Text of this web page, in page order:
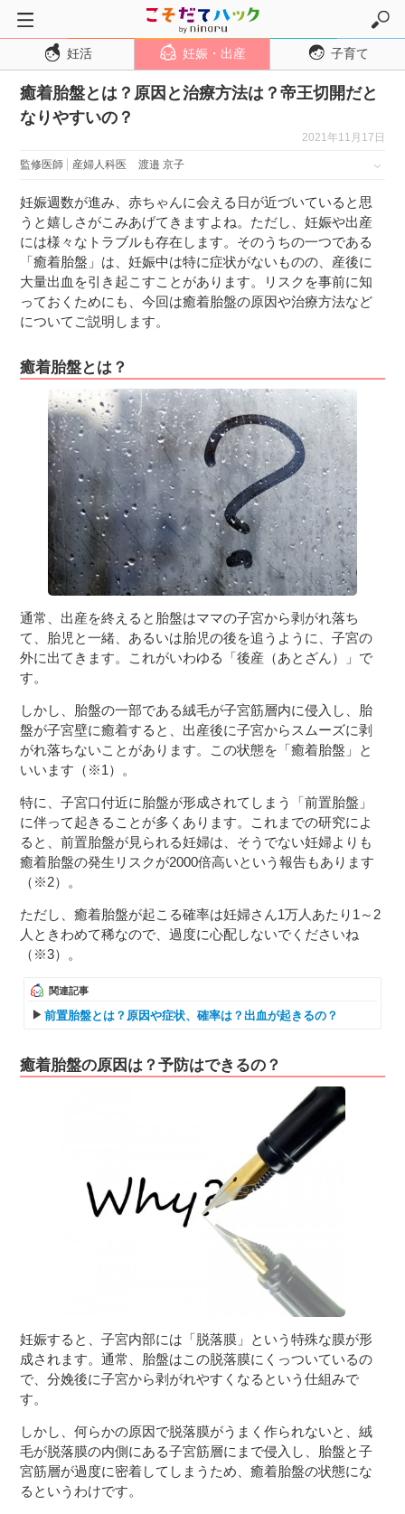
トップページ
妊活
妊娠・出産
妊娠中期
妊娠後期
出産
子育て・育児
１歳児
２歳児
３〜６歳児
７〜１２歳児
妊活 妊娠・出産 子育て
癒着胎盤とは？原因と治療方法は？帝王切開だと
なりやすいの？
2021年11月17日
監修医師 産婦人科医 渡邉 京子
妊娠週数が進み、赤ちゃんに会える日が近づいていると思
うと嬉しさがこみあげてきますよね。ただし、妊娠や出産
には様々なトラブルも存在します。そのうちの一つである
「癒着胎盤」は、妊娠中は特に症状がないものの、産後に
大量出血を引き起こすことがあります。リスクを事前に知
っておくためにも、今回は癒着胎盤の原因や治療方法など
についてご説明します。
癒着胎盤とは？
通常、出産を終えると胎盤はママの子宮から剥がれ落ち
て、胎児と一緒、あるいは胎児の後を追うように、子宮の
外に出てきます。これがいわゆる「後産（あとざん）」で
す。
しかし、胎盤の一部である絨毛が子宮筋層内に侵入し、胎
盤が子宮壁に癒着すると、出産後に子宮からスムーズに剥
がれ落ちないことがあります。この状態を「癒着胎盤」と
いいます（※1）。
特に、子宮口付近に胎盤が形成されてしまう「前置胎盤」
に伴って起きることが多くあります。これまでの研究によ
ると、前置胎盤が見られる妊婦は、そうでない妊婦よりも
癒着胎盤の発生リスクが2000倍高いという報告もあります
（※2）。
ただし、癒着胎盤が起こる確率は妊婦さん1万人あたり1～2
人ときわめて稀なので、過度に心配しないでくださいね
（※3）。
関連記事
前置胎盤とは？原因や症状、確率は？出血が起きるの？
癒着胎盤の原因は？予防はできるの？
妊娠すると、子宮内部には「脱落膜」という特殊な膜が形
成されます。通常、胎盤はこの脱落膜にくっついているの
で、分娩後に子宮から剥がれやすくなるという仕組みで
す。
しかし、何らかの原因で脱落膜がうまく作られないと、絨
毛が脱落膜の内側にある子宮筋層にまで侵入し、胎盤と子
宮筋層が過度に密着してしまうため、癒着胎盤の状態にな
るというわけです。